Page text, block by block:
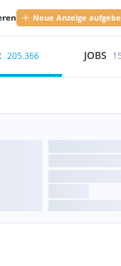
Neue Anzeige
205.366 JOBS